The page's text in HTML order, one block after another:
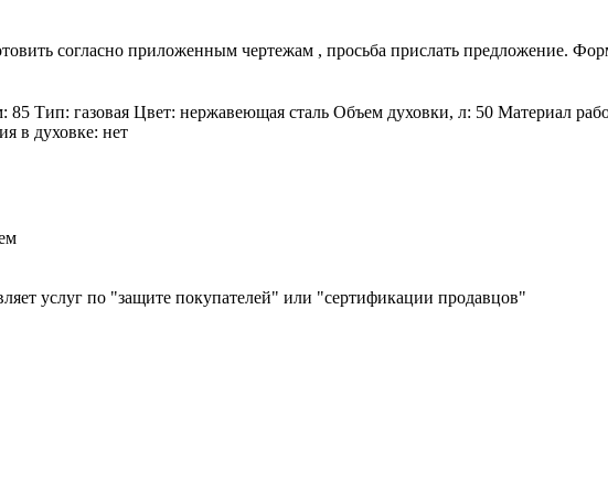
согласно приложенным чертежам , просьба прислать предложение.
Тип: газовая Цвет: нержавеющая сталь Объем духовки, л: 50 Материал
в духовке: нет
услуг по "защите покупателей" или "сертификации продавцов"